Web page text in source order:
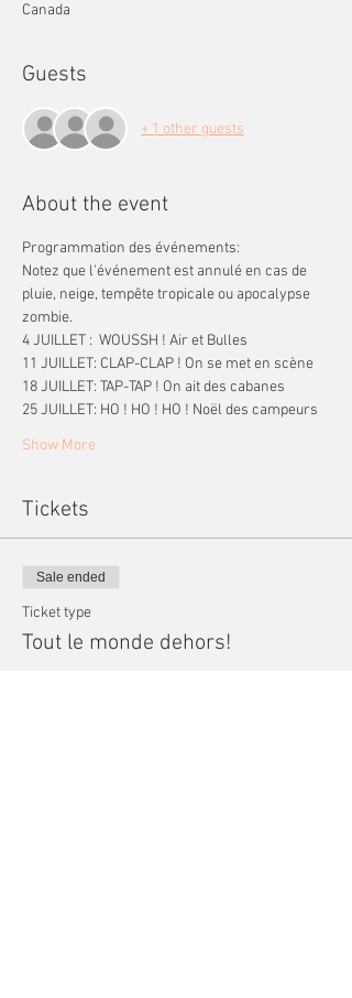
Canada
Guests
+ 1 other guests
About the event
Programmation des événements:
Notez que l'événement est annulé en cas de
pluie, neige, tempête tropicale ou apocalypse
zombie.
4 JUILLET :  WOUSSH ! Air et Bulles
11 JUILLET: CLAP-CLAP ! On se met en scène
18 JUILLET: TAP-TAP ! On ait des cabanes
25 JUILLET: HO ! HO ! HO ! Noël des campeurs
Show More
Tickets
Sale ended
Ticket type
Tout le monde dehors!